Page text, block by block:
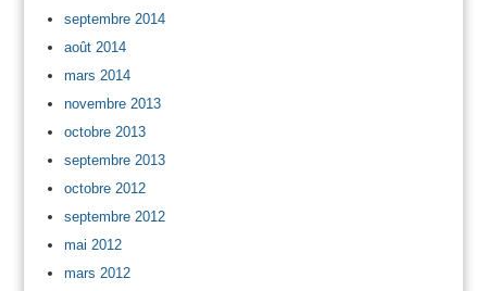
septembre 2014
août 2014
mars 2014
novembre 2013
octobre 2013
septembre 2013
octobre 2012
septembre 2012
mai 2012
mars 2012